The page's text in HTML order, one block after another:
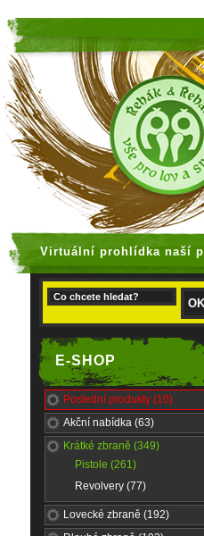
Virtuální prohlídka naší
E-SHOP
Poslední produkty (10)
Akční nabídka (63)
Krátké zbraně (349)
Pistole (261)
Revolvery (77)
Lovecké zbraně (192)